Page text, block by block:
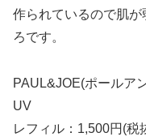
作られているので肌が
ろです。
PAUL&JOE(ポールア
UV
レフィル：1,500円(税